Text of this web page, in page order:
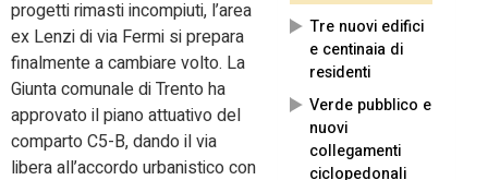
Tre nuovi edifici
e centinaia di
residenti
Verde pubblico e
nuovi
collegamenti
ciclopedonali
progetti rimasti incompiuti, l’area
ex Lenzi di via Fermi si prepara
finalmente a cambiare volto. La
Giunta comunale di Trento ha
approvato il piano attuativo del
comparto C5-B, dando il via
libera all’accordo urbanistico con